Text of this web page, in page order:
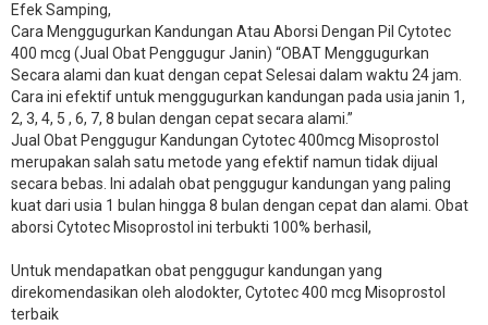
Efek Samping,
Cara Menggugurkan Kandungan Atau Aborsi Dengan Pil Cytotec
400 mcg (Jual Obat Penggugur Janin) “OBAT Menggugurkan
Secara alami dan kuat dengan cepat Selesai dalam waktu 24 jam.
Cara ini efektif untuk menggugurkan kandungan pada usia janin 1,
2, 3, 4, 5 , 6, 7, 8 bulan dengan cepat secara alami.”
Jual Obat Penggugur Kandungan Cytotec 400mcg Misoprostol
merupakan salah satu metode yang efektif namun tidak dijual
secara bebas. Ini adalah obat penggugur kandungan yang paling
kuat dari usia 1 bulan hingga 8 bulan dengan cepat dan alami. Obat
aborsi Cytotec Misoprostol ini terbukti 100% berhasil,
Untuk mendapatkan obat penggugur kandungan yang
direkomendasikan oleh alodokter, Cytotec 400 mcg Misoprostol
terbaik